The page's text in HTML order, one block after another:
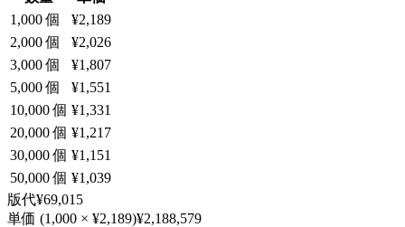
1,000 個
¥2,189
2,000 個
¥2,026
3,000 個
¥1,807
5,000 個
¥1,551
10,000 個 ¥1,331
20,000 個 ¥1,217
30,000 個 ¥1,151
50,000 個 ¥1,039
版代¥69,015
単価 (1,000 × ¥2,189)¥2,188,579